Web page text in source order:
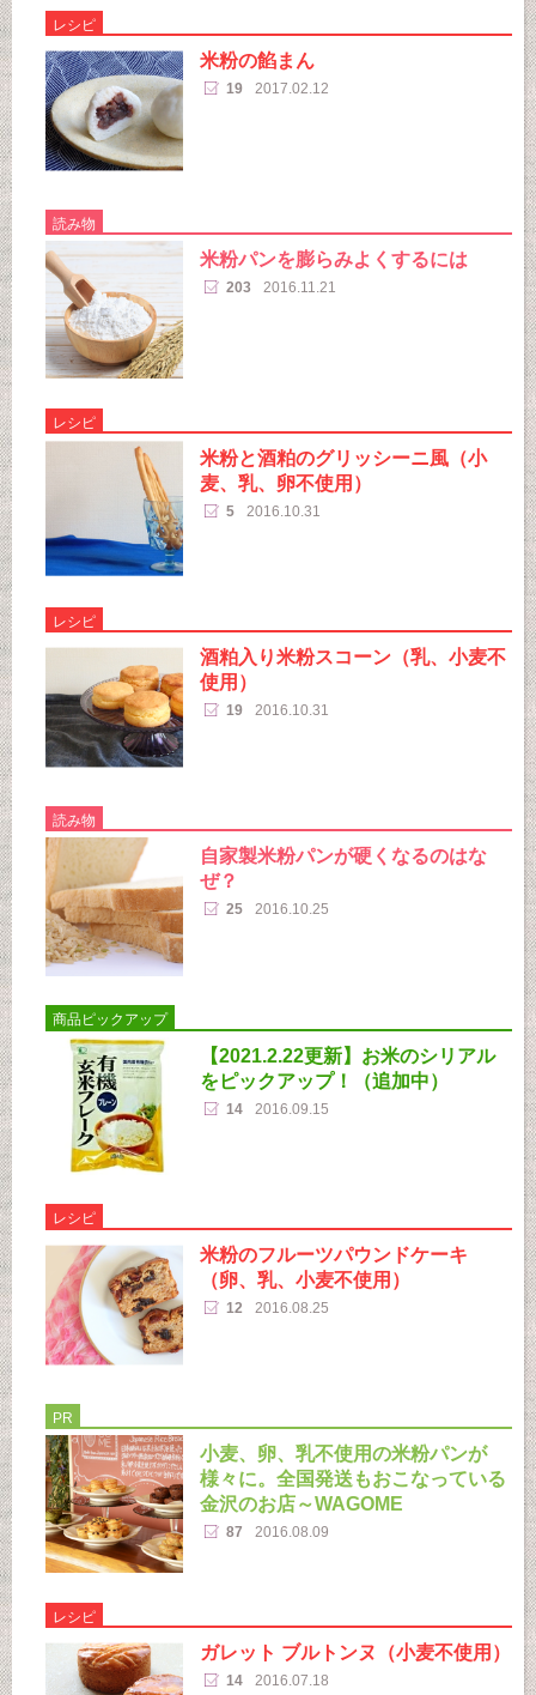
レシピ
米粉の餡まん
19 2017.02.12
読み物
米粉パンを膨らみよくするには
203 2016.11.21
レシピ
米粉と酒粕のグリッシーニ風（小
麦、乳、卵不使用）
5 2016.10.31
レシピ
酒粕入り米粉スコーン（乳、小麦不
使用）
19 2016.10.31
読み物
自家製米粉パンが硬くなるのはな
ぜ？
25 2016.10.25
商品ピックアップ
【2021.2.22更新】お米のシリアル
をピックアップ！（追加中）
14 2016.09.15
レシピ
米粉のフルーツパウンドケーキ
（卵、乳、小麦不使用）
12 2016.08.25
PR
小麦、卵、乳不使用の米粉パンが
様々に。全国発送もおこなっている
金沢のお店～WAGOME
87 2016.08.09
レシピ
ガレット ブルトンヌ（小麦不使用）
14 2016.07.18